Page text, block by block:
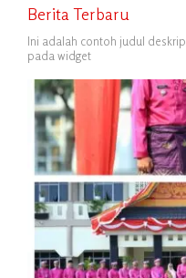
Berita Terbaru
Ini adalah contoh judul
pada widget